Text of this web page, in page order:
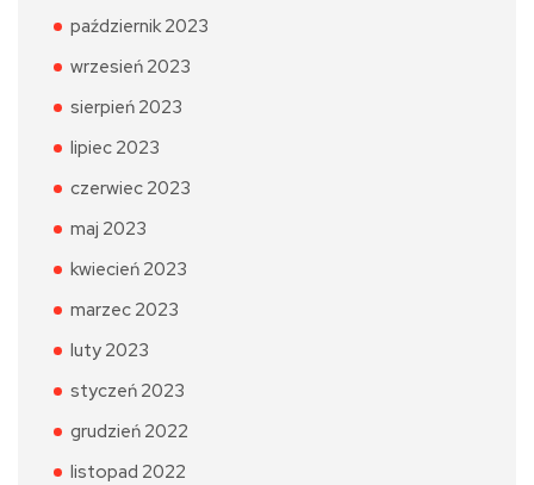
październik 2023
wrzesień 2023
sierpień 2023
lipiec 2023
czerwiec 2023
maj 2023
kwiecień 2023
marzec 2023
luty 2023
styczeń 2023
grudzień 2022
listopad 2022